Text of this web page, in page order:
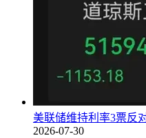
美联储维持利率3票反
2026-07-30